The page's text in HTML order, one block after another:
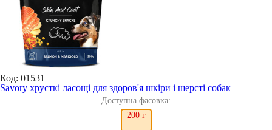
Код: 01531
Savory хрусткі ласощі для здоров'я шкіри і шерсті собак
Доступна фасовка:
200 г